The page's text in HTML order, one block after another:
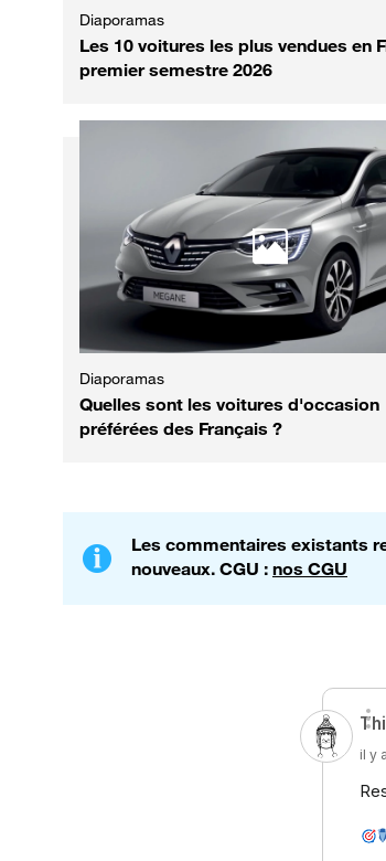
Diaporamas
Les 10 voitures les plus vendues en
premier semestre 2026
Diaporamas
Quelles sont les voitures d'occasion
préférées des Français ?
Les commentaires existants
nouveaux. CGU : nos CGU